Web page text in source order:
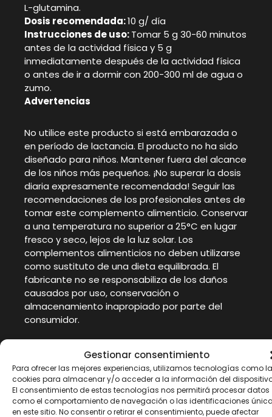
Gestionar consentimiento
Para ofrecer las mejores experiencias, utilizamos tecnologías como
cookies para almacenar y/o acceder a la información del
El consentimiento de estas tecnologías nos permitirá procesar datos
como el comportamiento de navegación o las identificaciones
en este sitio. No consentir o retirar el consentimiento, puede afectar
L-glutamina.
Dosis recomendada:10 g/ día
Instrucciones de uso:Tomar 5 g 30-60 minutos
antes de la actividad física y 5 g
inmediatamente después de la actividad física
o antes de ir a dormir con 200-300 ml de agua o
zumo.
Advertencias
No utilice este producto si está embarazada o
en período de lactancia. El producto no ha sido
diseñado para niños. Mantener fuera del alcance
de los niños más pequeños. ¡No superar la dosis
diaria expresamente recomendada! Seguir las
recomendaciones de los profesionales antes de
tomar este complemento alimenticio. Conservar
a una temperatura no superior a 25°C en lugar
fresco y seco, lejos de la luz solar. Los
complementos alimenticios no deben utilizarse
como sustituto de una dieta equilibrada. El
fabricante no se responsabiliza de los daños
causados por uso, conservación o
almacenamiento inapropiado por parte del
consumidor.
Productos